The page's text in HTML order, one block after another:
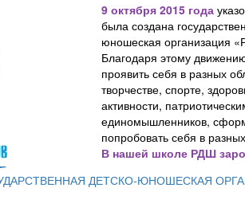
9 октября 2015 года
была создана
юношеская организация
Благодаря этому
проявить себя в разных
творчестве, спорте,
активности,
единомышленников,
попробовать себя в
В нашей школе РДШ
ДЕТСКО-ЮНОШЕСКАЯ